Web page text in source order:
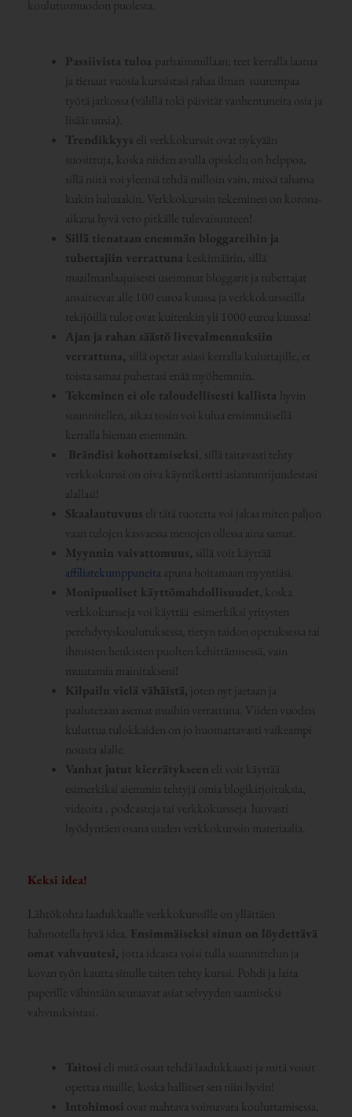
koulutusmuodon puolesta.
Passiivista tuloa parhaimmillaan; teet kerralla laatua
ja tienaat vuosia kurssistasi rahaa ilman suurempaa
työtä jatkossa (välillä toki päivität vanhentuneita osia ja
lisäät uusia).
Trendikkyys eli verkkokurssit ovat nykyään
suosittuja, koska niiden avulla opiskelu on helppoa,
sillä niitä voi yleensä tehdä milloin vain, missä tahansa
kukin haluaakin. Verkkokurssin tekeminen on korona-
aikana hyvä veto pitkälle tulevaisuuteen!
Sillä tienataan enemmän bloggareihin ja
tubettajiin verrattuna keskimäärin, sillä
maailmanlaajuisesti useimmat bloggarit ja tubettajat
ansaitsevat alle 100 euroa kuussa ja verkkokursseilla
tekijöillä tulot ovat kuitenkin yli 1000 euroa kuussa!
Ajan ja rahan säästö livevalmennuksiin
verrattuna, sillä opetat asiasi kerralla kuluttajille, et
toista samaa puhettasi enää myöhemmin.
Tekeminen ei ole taloudellisesti kallista hyvin
suunnitellen, aikaa tosin voi kulua ensimmäisellä
kerralla hieman enemmän.
Brändisi kohottamiseksi , sillä taitavasti tehty
verkkokurssi on oiva käyntikortti asiantuntijuudestasi
alallasi!
Skaalautuvuus eli tätä tuotetta voi jakaa miten paljon
vaan tulojen kasvaessa menojen ollessa aina samat.
Myynnin vaivattomuus, sillä voit käyttää
affiliatekumppaneitaapuna hoitamaan myyntiäsi.
Monipuoliset käyttömahdollisuudet, koska
verkkokursseja voi käyttää esimerkiksi yritysten
perehdytyskoulutuksessa, tietyn taidon opetuksessa tai
ihmisten henkisten puolten kehittämisessä, vain
muutamia mainitakseni!
Kilpailu vielä vähäistä, joten nyt jaetaan ja
paalutetaan asemat muihin verrattuna. Viiden vuoden
kuluttua tulokkaiden on jo huomattavasti vaikeampi
nousta alalle.
Vanhat jutut kierrätykseen eli voit käyttää
esimerkiksi aiemmin tehtyjä omia blogikirjoituksia,
videoita , podcasteja tai verkkokursseja luovasti
hyödyntäen osana uuden verkkokurssin materiaalia.
Keksi idea!
Lähtökohta laadukkaalle verkkokurssille on yllättäen
hahmotella hyvä idea. Ensimmäiseksi sinun on löydettävä
omat vahvuutesi, jotta ideasta voisi tulla suunnittelun ja
kovan työn kautta sinulle taiten tehty kurssi. Pohdi ja laita
paperille vähintään seuraavat asiat selvyyden saamiseksi
vahvuuksistasi.
Taitosi eli mitä osaat tehdä laadukkaasti ja mitä voisit
opettaa muille, koska hallitset sen niin hyvin!
Intohimosi ovat mahtava voimavara kouluttamisessa,